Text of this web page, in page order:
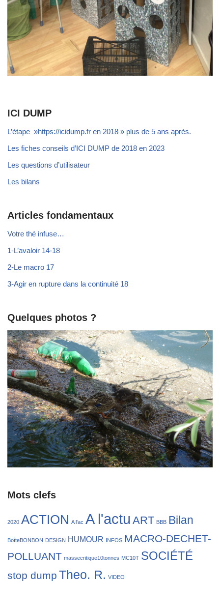
ICI DUMP
L’étape »https://icidump.fr en 2018 » plus de 5 ans après.
Les fiches conseils d’ICI DUMP de 2018 en 2023
Les questions d’utilisateur
Les bilans
Articles fondamentaux
Votre thé infuse…
1-L’avaloir 14-18
2-Le macro 17
3-Agir en rupture dans la continuité 18
Quelques photos ?
Mots clefs
2020 ACTION A l'ac A l'actu ART BBB Bilan
BoîteBONBON DESIGN HUMOUR INFOS MACRO-DECHET-
POLLUANT massecritique10tonnes MC10T SOCIÉTÉ
stop dump Theo. R. VIDEO